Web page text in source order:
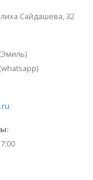
Сайдашева, 32
(Эмиль)
(whatsapp)